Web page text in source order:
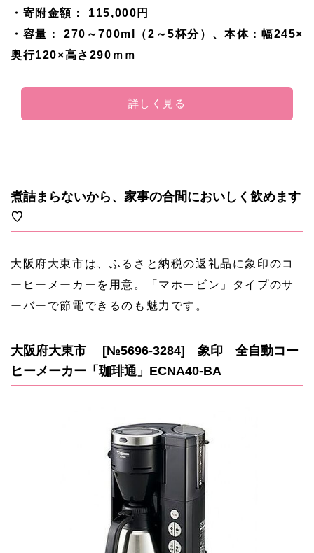
・寄附金額： 115,000円
・容量： 270～700ml（2～5杯分）、本体：幅245×
奥行120×高さ290ｍｍ
詳しく見る
煮詰まらないから、家事の合間においしく飲めます
♡
大阪府大東市は、ふるさと納税の返礼品に象印のコ
ーヒーメーカーを用意。「マホービン」タイプのサ
ーバーで節電できるのも魅力です。
大阪府大東市 [№5696-3284] 象印 全自動コー
ヒーメーカー「珈琲通」ECNA40-BA